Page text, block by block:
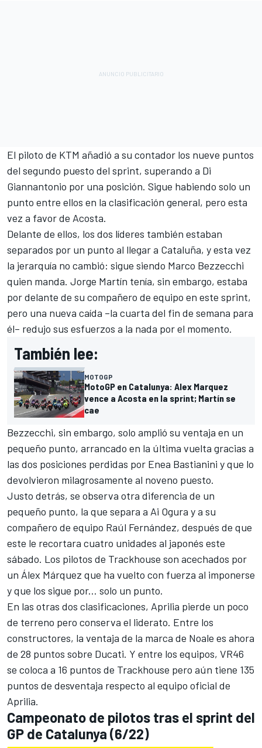
El piloto de KTM añadió a su contador los nueve puntos
del segundo puesto del sprint, superando a Di
Giannantonio por una posición. Sigue habiendo solo un
punto entre ellos en la clasificación general, pero esta
vez a favor de Acosta.
Delante de ellos, los dos líderes también estaban
separados por un punto al llegar a Cataluña, y esta vez
la jerarquía no cambió: sigue siendo Marco Bezzecchi
quien manda. Jorge Martín tenía, sin embargo, estaba
por delante de su compañero de equipo en este sprint,
pero una nueva caída –la cuarta del fin de semana para
él– redujo sus esfuerzos a la nada por el momento.
También lee:
MOTOGP
MotoGP en Catalunya: Alex Marquez
vence a Acosta en la sprint; Martín se
cae
Bezzecchi, sin embargo, solo amplió su ventaja en un
pequeño punto, arrancado en la última vuelta gracias a
las dos posiciones perdidas por Enea Bastianini y que lo
devolvieron milagrosamente al noveno puesto.
Justo detrás, se observa otra diferencia de un
pequeño punto, la que separa a Ai Ogura y a su
compañero de equipo Raúl Fernández, después de que
este le recortara cuatro unidades al japonés este
sábado. Los pilotos de Trackhouse son acechados por
un Álex Márquez que ha vuelto con fuerza al imponerse
y que los sigue por... solo un punto.
En las otras dos clasificaciones, Aprilia pierde un poco
de terreno pero conserva el liderato. Entre los
constructores, la ventaja de la marca de Noale es ahora
de 28 puntos sobre Ducati. Y entre los equipos, VR46
se coloca a 16 puntos de Trackhouse pero aún tiene 135
puntos de desventaja respecto al equipo oficial de
Aprilia.
Campeonato de pilotos tras el sprint del
GP de Catalunya (6/22)